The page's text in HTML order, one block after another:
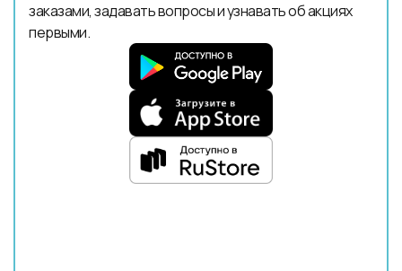
заказами, задавать вопросы и узнавать об акциях
первыми.